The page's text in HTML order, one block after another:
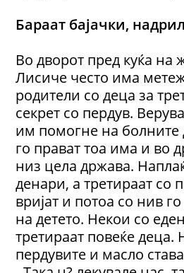
Бараат бајачки,
Во дворот пред куќа на
Лисиче често има
родители со деца за
секрет со пердув.
им помогне на болните
го прават тоа има и во
низ цела држава.
денари, а третираат со
вријат и потоа со нив
на детето. Некои со
третираат повеќе деца.
пердувите и масло